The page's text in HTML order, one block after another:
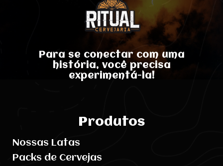
Para se conectar com uma
história, você precisa
experimentá-la!
Produtos
Nossas Latas
Packs de Cervejas